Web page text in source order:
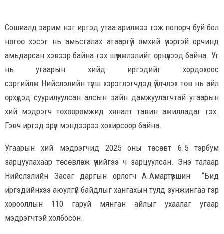
Сошиалд зарим нэг иргэд утаа арилжээ гэж попорч буй бол
нөгөө хэсэг нь амьсгалах агааргүй өмхий үнэртэй орчинд
амьдарсан хэвээр байна гэх шүүмжлэлийг өрнүүлээд байна. Уг
нь угаарын хийд иргэдийг хордохоос
сэргийлж Нийслэлийн түлш хэрэглэгчдэд үйлчлэх төв нь айл
өрхүүдэд суурилуулсан алсын зайн дамжуулагчтай угаарын
хий мэдрэгч төхөөрөмжид хяналт тавин ажилладаг гэх.
Гэвч иргэд эрүүл мэндээрээ хохирсоор байна.
Угаарын хий мэдрэгчид 2025 оны төсөвт 6.5 тэрбум
зарцуулахаар төсөвлөж үүнийгээ ч зарцуулсан. Энэ талаар
Нийслэлийн Засаг даргын орлогч А.Амартүвшин “Бид
иргэдийнхээ аюулгүй байдлыг хангахын тулд зунжингаа гэр
хорооллын 110 гаруй мянган айлыг ухаалаг угаар
мэдрэгчтэй холбосон.